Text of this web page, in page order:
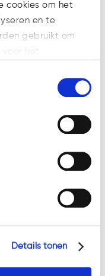
cookies om het
en te
gebruikt om
in de cookiebalk
willen over onze
Details tonen
had hij
zijn
18.000
lasten’.
basis van